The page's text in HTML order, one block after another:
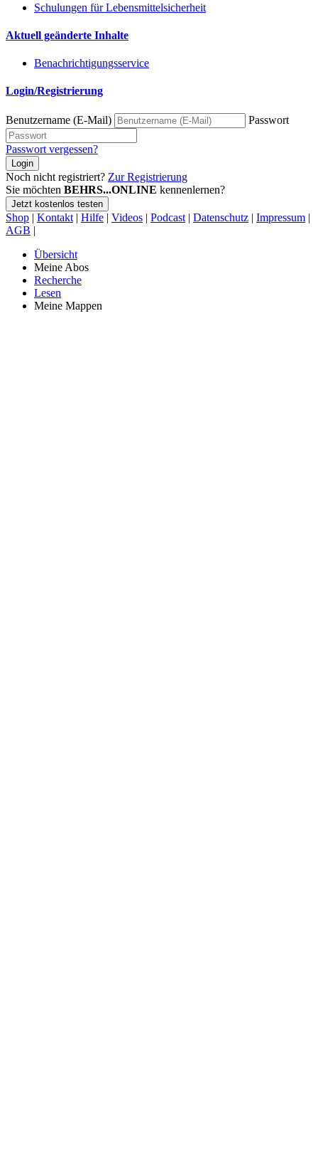
Schulungen für Lebensmittelsicherheit
Aktuell geänderte Inhalte
Benachrichtigungsservice
Login/Registrierung
Benutzername (E-Mail) Passwort
Passwort vergessen?
Login
Noch nicht registriert? Zur Registrierung
Sie möchten BEHRS...ONLINE kennenlernen?
Jetzt kostenlos testen
Shop | Kontakt | Hilfe | Videos | Podcast | Datenschutz | Impressum |
AGB |
Übersicht
Meine Abos
Recherche
Lesen
Meine Mappen